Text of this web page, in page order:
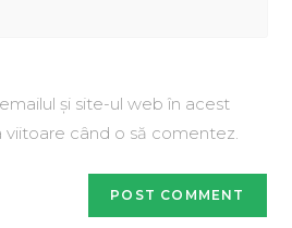
și site-ul web în acest
când o să comentez.